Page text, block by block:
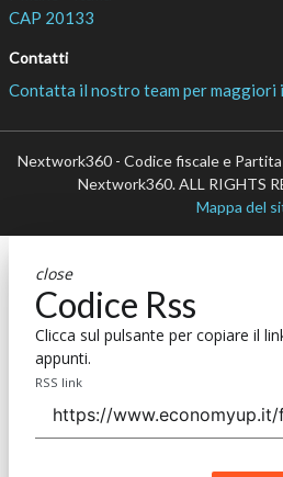
CAP 20133
Contatti
Contatta il nostro team per maggiori
Nextwork360 - Codice fiscale e
Nextwork360. ALL RIGHTS
Mappa del
close
Codice Rss
Clicca sul pulsante per copiare il
appunti.
RSS link